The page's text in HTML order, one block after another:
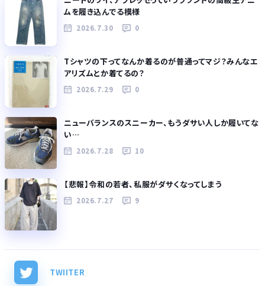
ムを履き込んでる模様
2026.7.30 0
Tシャツの下ってなんか着るのが普通ってマジ？みんなエ
アリズムとか着てるの？
2026.7.29 0
ニューバランスのスニーカー、もうダサい人しか履いてな
い…
2026.7.28 10
【悲報】令和の若者、私服がダサくなってしまう
2026.7.27 9
TWIITER